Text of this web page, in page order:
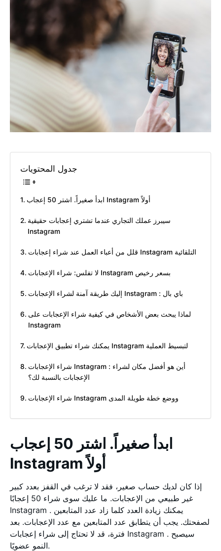
جدول المحتويات
ابدأ صغيراً. اشتر 50 إعجاب Instagram أولاً
سيبرز عملك التجاري عندما تشتري إعجابات حقيقية
Instagram
قلل من أعباء العمل عند شراء إعجابات Instagram التلقائية
لا تفلس: شراء الإعجابات Instagram بسعر رخيص
إليك طريقة آمنة لشراء الإعجابات Instagram : باي بال
لماذا يبحث بعض الأشخاص في كيفية شراء الإعجابات على
Instagram
يمكنك شراء تطبيق الإعجابات Instagram لتبسيط العملية
شراء الإعجابات Instagram : أين هو أفضل مكان لشراء
الإعجابات بالنسبة لك؟
شراء الإعجابات Instagram ووضع خطة طويلة المدى
ابدأ صغيراً. اشتر 50 إعجاب
Instagram أولاً
إذا كان لديك حساب صغير، فقد لا ترغب في القفز بعدد كبير
غير طبيعي من الإعجابات. ما عليك سوى شراء 50 إعجابًا
Instagram . يمكنك زيادة العدد كلما زاد عدد المتابعين
لصفحتك. يجب أن يتطابق عدد المتابعين مع عدد الإعجابات. بعد
فترة، قد لا تحتاج إلى شراء إعجابات Instagram . سيصبح
النمو عضويًا.